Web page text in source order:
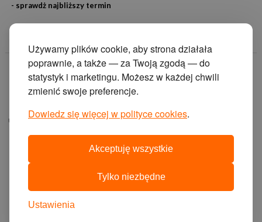
Używamy plików cookie, aby strona działała
poprawnie, a także — za Twoją zgodą — do
statystyk i marketingu. Możesz w każdej chwili
zmienić swoje preferencje.
Dowiedz się więcej w polityce cookies.
Akceptuję wszystkie
Tylko niezbędne
Ustawienia
- sprawdż najbliższy termin
© 2014 Zakład
Doskonalenia
Zawodowego w
ul. Krasińskiego 2, 40-
projekt i wykonanie:
cyberstudio
cms:
abeon